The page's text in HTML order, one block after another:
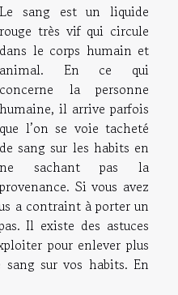
Le sang est un liquide
rouge très vif qui circule
dans le corps humain et
animal. En ce qui
concerne la personne
humaine, il arrive parfois
que l’on se voie tacheté
de sang sur les habits en
ne sachant pas la
provenance. Si vous avez
a contraint à porter un
Il existe des astuces
pour enlever plus
sur vos habits. En